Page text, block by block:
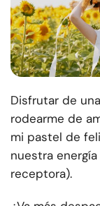
Disfrutar de
rodearme de
mi pastel de
nuestra
receptora).